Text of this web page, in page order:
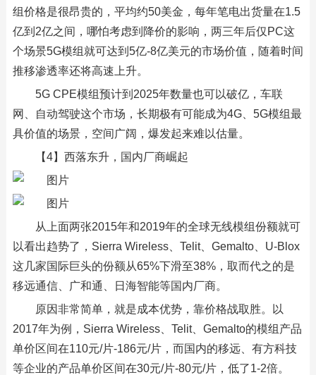
组价格是很昂贵的，平均约50美金，每年笔电出货量在1.5
亿到2亿之间，哪怕考虑到降价的影响，两三年后仅PC这
个场景5G模组就可达到5亿-8亿美元的市场价值，随着时间
推移渗透率还将高速上升。
5G CPE模组预计到2025年数量也可以破亿，车联
网、自动驾驶这个市场，长期极有可能成为4G、5G模组最
具价值的场景，空间广阔，爆发起来难以估量。
【4】西落东升，国内厂商崛起
从上面两张2015年和2019年的全球无线模组份额就可
以看出趋势了，Sierra Wireless、Telit、Gemalto、U-Blox
这几家国际巨头的份额从65%下滑至38%，取而代之的是
移远通信、广和通、日海智能等国内厂商。
原因非常简单，就是成本优势，靠价格战取胜。以
2017年为例，Sierra Wireless、Telit、Gemalto的模组产品
单价区间在110元/片-186元/片，而国内的移远、有方科技
等企业的产品单价区间在30元/片-80元/片，低了1-2倍。